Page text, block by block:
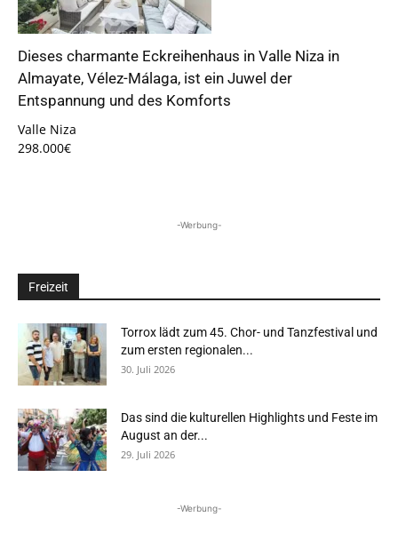
Dieses charmante Eckreihenhaus in Valle Niza in
Almayate, Vélez-Málaga, ist ein Juwel der
Entspannung und des Komforts
Valle Niza
298.000€
-Werbung-
Freizeit
Torrox lädt zum 45. Chor- und Tanzfestival und
zum ersten regionalen...
30. Juli 2026
Das sind die kulturellen Highlights und Feste im
August an der...
29. Juli 2026
-Werbung-